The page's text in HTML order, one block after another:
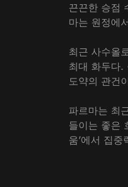
끈끈한 승점
마는 원정에
최근 사수올
최대 화두다.
도약의 관건
파르마는 최
들이는 좋은
움’에서 집